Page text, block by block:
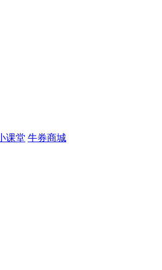
课堂 牛券商城